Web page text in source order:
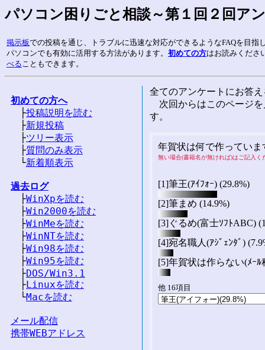
パソコン困りごと相談～第１回２回ア
掲示板での投稿を通じ、トラブルに迅速な対応ができるようなFAQを目指
パソコンでも有効に活用する方法があります。 初めての方はお読みくださ
べる こともできます。
全てのアンケートにお答
次回からはこのページを
す。
年賀状は何で作っていま
無い場合(書籍名が無ければ)はご記入く
[1]筆王(ｱｲﾌｫｰ) (29.8%)
[2]筆まめ (14.9%)
[3]ぐるめ(富士ｿﾌﾄABC)
[4]宛名職人(ｱｼﾞｪﾝﾀﾞ)
[5]年賀状は作らない(ﾒｰﾙ
他 16項目
初めての方へ
├投稿説明を読む
├新規投稿
├ツリー表示
├質問のみ表示
└新着順表示
過去ログ
├WinXpを読む
├Win2000を読む
├WinMeを読む
├WinNTを読む
├Win98を読む
├Win95を読む
├DOS/Win3.1
├Linuxを読む
└Macを読む
メール配信
携帯WEBアドレス